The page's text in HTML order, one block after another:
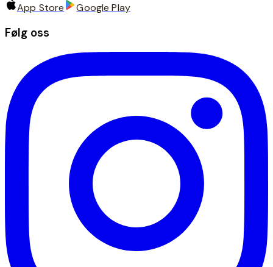
App Store Google Play
Følg oss